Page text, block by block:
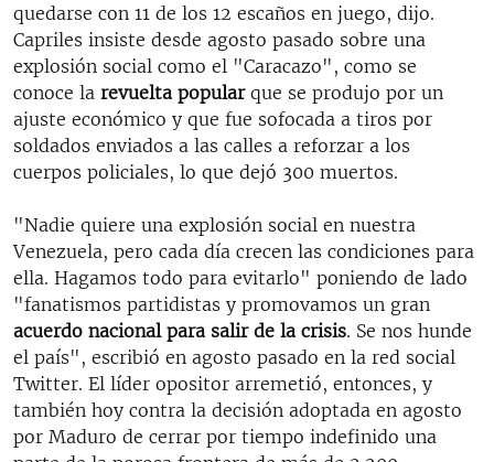
quedarse con 11 de los 12 escaños en juego, dijo.
Capriles insiste desde agosto pasado sobre una
explosión social como el "Caracazo", como se
conoce la revuelta popularque se produjo por un
ajuste económico y que fue sofocada a tiros por
soldados enviados a las calles a reforzar a los
cuerpos policiales, lo que dejó 300 muertos.
"Nadie quiere una explosión social en nuestra
Venezuela, pero cada día crecen las condiciones para
ella. Hagamos todo para evitarlo" poniendo de lado
"fanatismos partidistas y promovamos un gran
acuerdo nacional para salir de la crisis. Se nos hunde
el país", escribió en agosto pasado en la red social
Twitter. El líder opositor arremetió, entonces, y
también hoy contra la decisión adoptada en agosto
por Maduro de cerrar por tiempo indefinido una